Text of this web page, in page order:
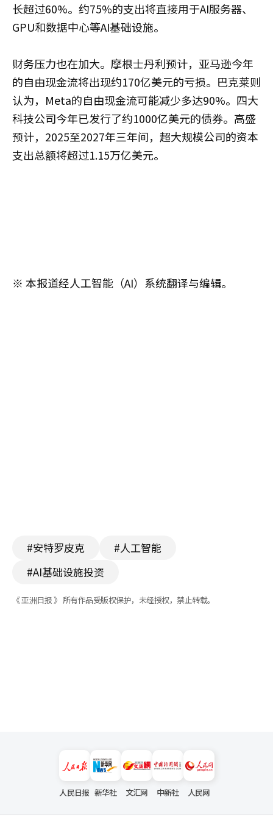
长超过60%。约75%的支出将直接用于AI服务器、
GPU和数据中心等AI基础设施。
财务压力也在加大。摩根士丹利预计，亚马逊今年
的自由现金流将出现约170亿美元的亏损。巴克莱则
认为，Meta的自由现金流可能减少多达90%。四大
科技公司今年已发行了约1000亿美元的债券。高盛
预计，2025至2027年三年间，超大规模公司的资本
支出总额将超过1.15万亿美元。
※ 本报道经人工智能（AI）系统翻译与编辑。
#安特罗皮克
#人工智能
#AI基础设施投资
《 亚洲日报 》 所有作品受版权保护，未经授权，禁止转载。
人民日报 新华社 文汇网 中新社 人民网